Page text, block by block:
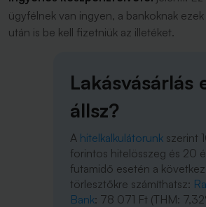
ügyfélnek van ingyen, a bankoknak
után is be kell fizetniük az illetéket.
Lakásvásárlás
állsz?
A hitelkalkulátorunk szerint
forintos hitelösszeg és 20
futamidő esetén a
törlesztőkre számíthatsz:
Bank: 78 071 Ft (THM: